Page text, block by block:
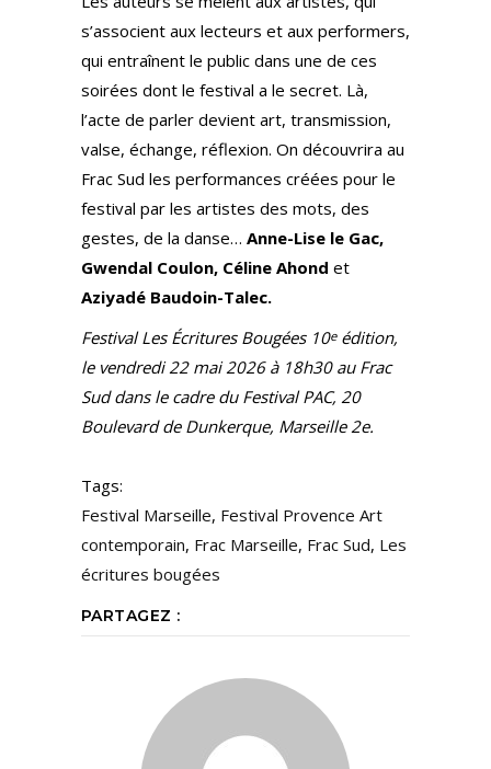
s’associent aux lecteurs et aux performers,
qui entraînent le public dans une de ces
soirées dont le festival a le secret. Là,
l’acte de parler devient art, transmission,
valse, échange, réflexion. On découvrira au
Frac Sud les performances créées pour le
festival par les artistes des mots, des
gestes, de la danse… Anne-Lise le Gac,
Gwendal Coulon, Céline Ahond et
Aziyadé Baudoin-Talec.
Festival Les Écritures Bougées 10eédition,
le vendredi 22 mai 2026 à 18h30 au Frac
Sud dans le cadre du Festival PAC, 20
Boulevard de Dunkerque, Marseille 2e.
Tags:
Festival Marseille, Festival Provence Art
contemporain, Frac Marseille, Frac Sud, Les
écritures bougées
PARTAGEZ :